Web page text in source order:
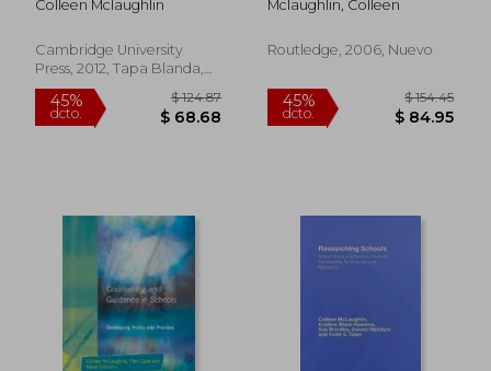
(en Inglés)
Colleen Mclaughlin
Cambridge University
Press, 2012, Tapa Blanda,
Nuevo
$ 68.68
partnership for
(en Inglés)
Mclaughlin, Colleen
Routledge, 2006, Nuevo
dcto.